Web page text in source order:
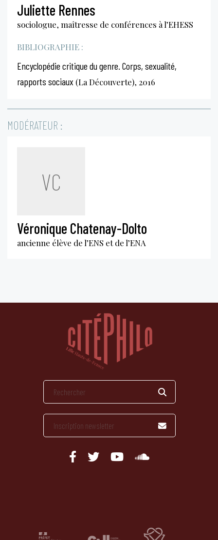
Juliette Rennes
sociologue, maîtresse de conférences à l’EHESS
BIBLIOGRAPHIE :
Encyclopédie critique du genre. Corps, sexualité,
rapports sociaux (La Découverte), 2016
MODÉRATEUR :
VC
Véronique Chatenay-Dolto
ancienne élève de l’ENS et de l’ENA